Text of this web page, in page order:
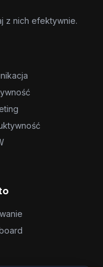
z nich efektywnie.